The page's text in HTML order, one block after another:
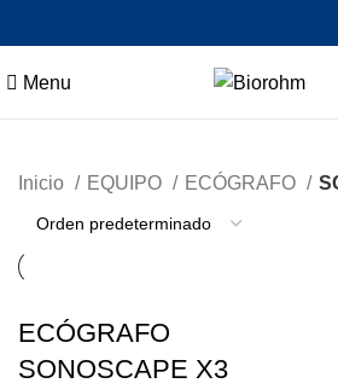
Menu
Inicio EQUIPO ECÓGRAFO
ECÓGRAFO
SONOSCAPE X3